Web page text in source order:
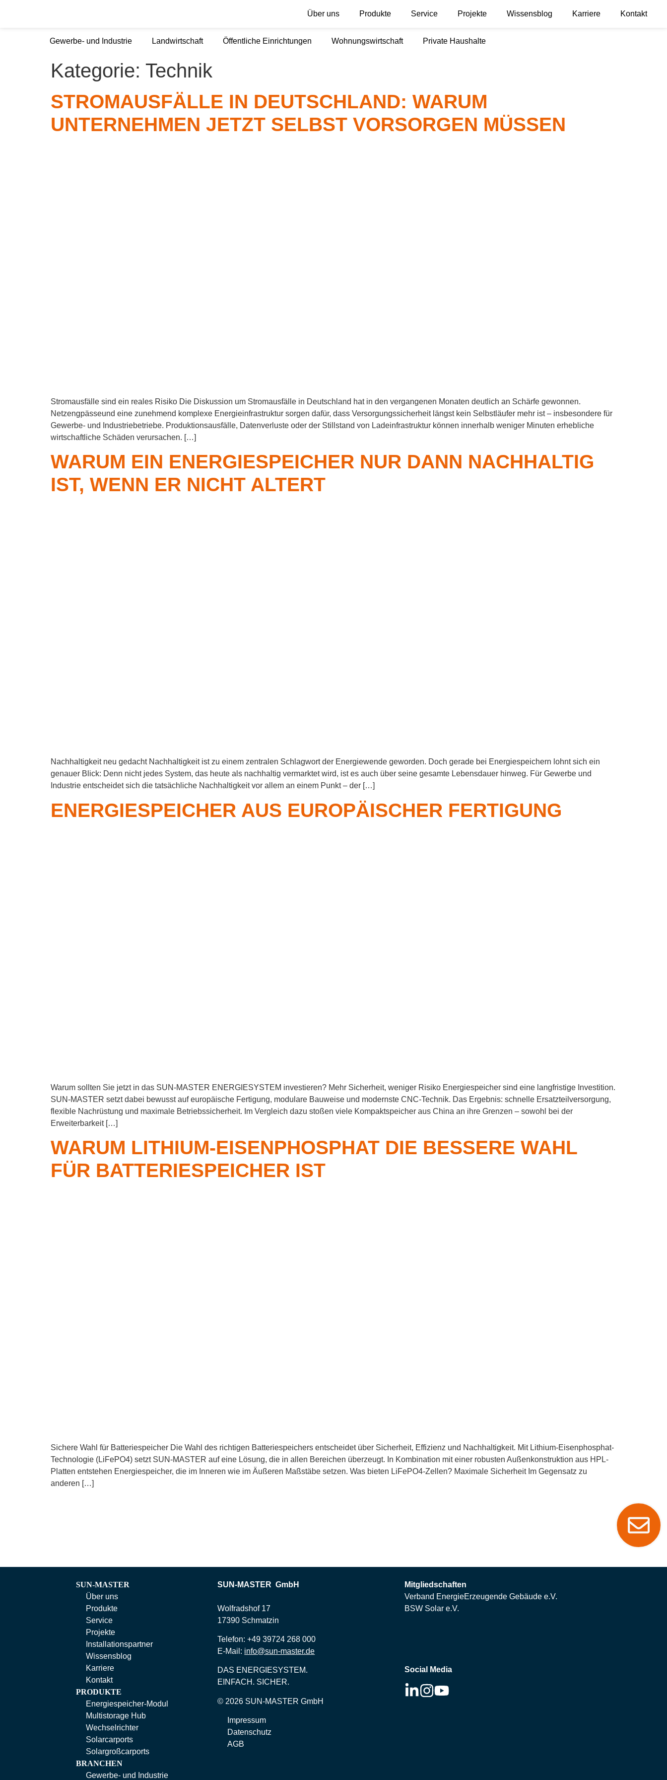
Über uns Produkte Service Projekte Wissensblog Karriere Kontakt
Gewerbe- und Industrie Landwirtschaft Öffentliche Einrichtungen Wohnungswirtschaft Private Haushalte
Kategorie: Technik
STROMAUSFÄLLE IN DEUTSCHLAND: WARUM
UNTERNEHMEN JETZT SELBST VORSORGEN MÜSSEN
Stromausfälle sind ein reales Risiko Die Diskussion um Stromausfälle in Deutschland hat in den vergangenen Monaten deutlich an Schärfe gewonnen.
Netzengpässeund eine zunehmend komplexe Energieinfrastruktur sorgen dafür, dass Versorgungssicherheit längst kein Selbstläufer mehr ist – insbesondere für
Gewerbe- und Industriebetriebe. Produktionsausfälle, Datenverluste oder der Stillstand von Ladeinfrastruktur können innerhalb weniger Minuten erhebliche
wirtschaftliche Schäden verursachen. […]
WARUM EIN ENERGIESPEICHER NUR DANN NACHHALTIG
IST, WENN ER NICHT ALTERT
Nachhaltigkeit neu gedacht Nachhaltigkeit ist zu einem zentralen Schlagwort der Energiewende geworden. Doch gerade bei Energiespeichern lohnt sich ein
genauer Blick: Denn nicht jedes System, das heute als nachhaltig vermarktet wird, ist es auch über seine gesamte Lebensdauer hinweg. Für Gewerbe und
Industrie entscheidet sich die tatsächliche Nachhaltigkeit vor allem an einem Punkt – der […]
ENERGIESPEICHER AUS EUROPÄISCHER FERTIGUNG
Warum sollten Sie jetzt in das SUN-MASTER ENERGIESYSTEM investieren? Mehr Sicherheit, weniger Risiko Energiespeicher sind eine langfristige Investition.
SUN-MASTER setzt dabei bewusst auf europäische Fertigung, modulare Bauweise und modernste CNC-Technik. Das Ergebnis: schnelle Ersatzteilversorgung,
flexible Nachrüstung und maximale Betriebssicherheit. Im Vergleich dazu stoßen viele Kompaktspeicher aus China an ihre Grenzen – sowohl bei der
Erweiterbarkeit […]
WARUM LITHIUM-EISENPHOSPHAT DIE BESSERE WAHL
FÜR BATTERIESPEICHER IST
Sichere Wahl für Batteriespeicher Die Wahl des richtigen Batteriespeichers entscheidet über Sicherheit, Effizienz und Nachhaltigkeit. Mit Lithium-Eisenphosphat-
Technologie (LiFePO4) setzt SUN-MASTER auf eine Lösung, die in allen Bereichen überzeugt. In Kombination mit einer robusten Außenkonstruktion aus HPL-
Platten entstehen Energiespeicher, die im Inneren wie im Äußeren Maßstäbe setzen. Was bieten LiFePO4-Zellen? Maximale Sicherheit Im Gegensatz zu
anderen […]
SUN-MASTER
Über uns
Produkte
Service
Projekte
Installationspartner
Wissensblog
Karriere
Kontakt
PRODUKTE
Energiespeicher-Modul
Multistorage Hub
Wechselrichter
Solarcarports
Solargroßcarports
BRANCHEN
Gewerbe- und Industrie
SUN-MASTER GmbH
Wolfradshof 17
17390 Schmatzin
Telefon: +49 39724 268 000
E-Mail: info@sun-master.de
DAS ENERGIESYSTEM.
EINFACH. SICHER.
© 2026 SUN-MASTER GmbH
Impressum
Datenschutz
AGB
Mitgliedschaften
Verband EnergieErzeugende Gebäude e.V.
BSW Solar e.V.
Social Media